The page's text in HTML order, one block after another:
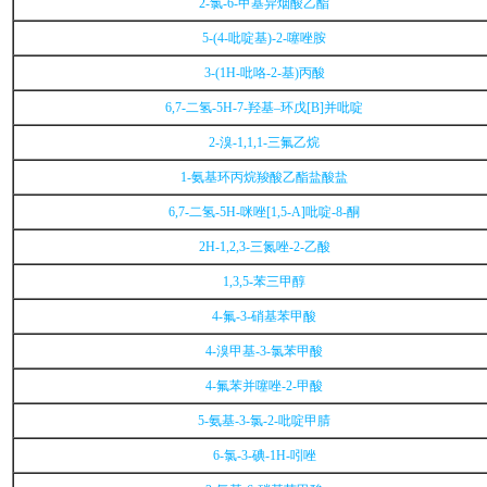
2-氯-6-甲基异烟酸乙酯
5-(4-吡啶基)-2-噻唑胺
3-(1H-吡咯-2-基)丙酸
6,7-二氢-5H-7-羟基–环戊[B]并吡啶
2-溴-1,1,1-三氟乙烷
1-氨基环丙烷羧酸乙酯盐酸盐
6,7-二氢-5H-咪唑[1,5-A]吡啶-8-酮
2H-1,2,3-三氮唑-2-乙酸
1,3,5-苯三甲醇
4-氟-3-硝基苯甲酸
4-溴甲基-3-氯苯甲酸
4-氟苯并噻唑-2-甲酸
5-氨基-3-氯-2-吡啶甲腈
6-氯-3-碘-1H-吲唑